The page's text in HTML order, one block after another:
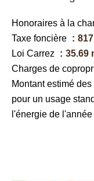
Honoraires à la
Taxe foncière
Loi Carrez
35.69
Charges de
Montant estimé
pour un usage
l'énergie de